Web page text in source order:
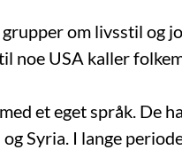
om livsstil og
noe USA kaller
et eget språk. De
og Syria. I lange